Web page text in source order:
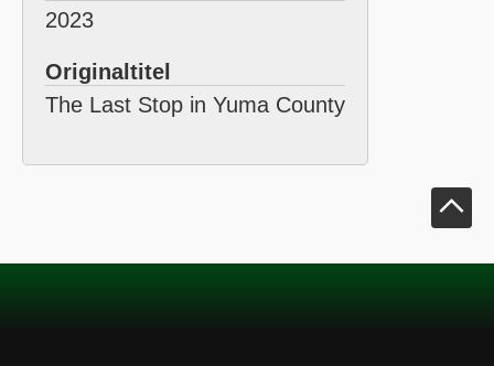
2023
Originaltitel
The Last Stop in Yuma County
Klick